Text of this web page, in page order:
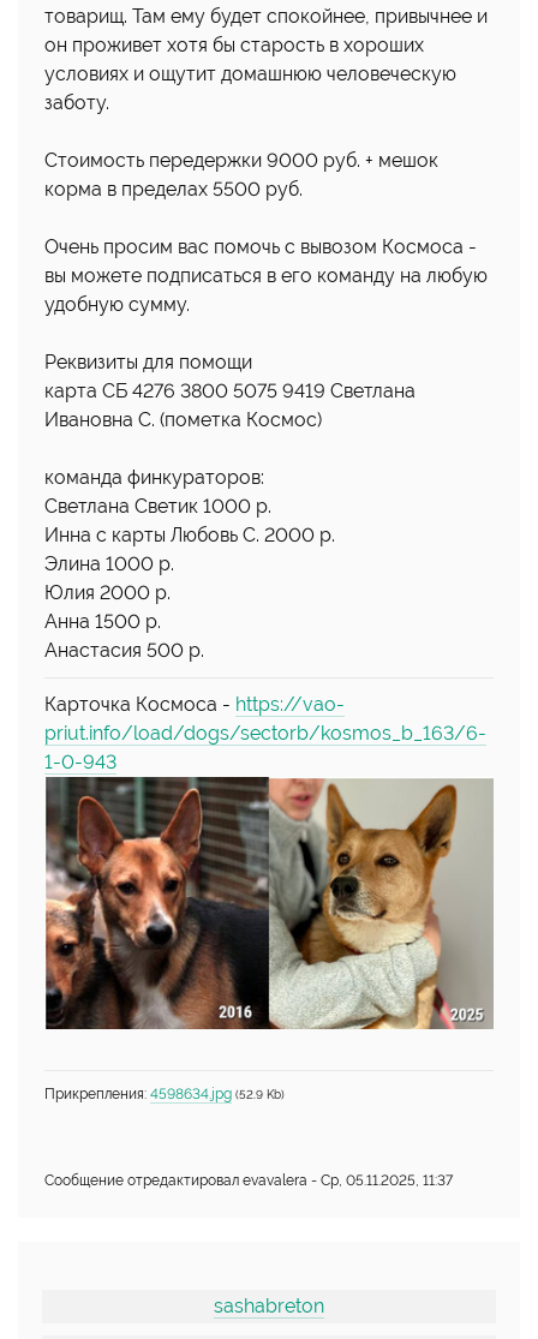
товарищ. Там ему будет спокойнее, привычнее и
он проживет хотя бы старость в хороших
условиях и ощутит домашнюю человеческую
заботу.
Стоимость передержки 9000 руб. + мешок
корма в пределах 5500 руб.
Очень просим вас помочь с вывозом Космоса -
вы можете подписаться в его команду на любую
удобную сумму.
Реквизиты для помощи
карта СБ 4276 3800 5075 9419 Светлана
Ивановна С. (пометка Космос)
команда финкураторов:
Светлана Светик 1000 р.
Инна с карты Любовь С. 2000 р.
Элина 1000 р.
Юлия 2000 р.
Анна 1500 р.
Анастасия 500 р.
Карточка Космоса - https://vao-
priut.info/load/dogs/sectorb/kosmos_b_163/6-
1-0-943
Прикрепления: 4598634.jpg (52.9 Kb)
Сообщение отредактировал evavalera - Ср, 05.11.2025, 11:37
sashabreton